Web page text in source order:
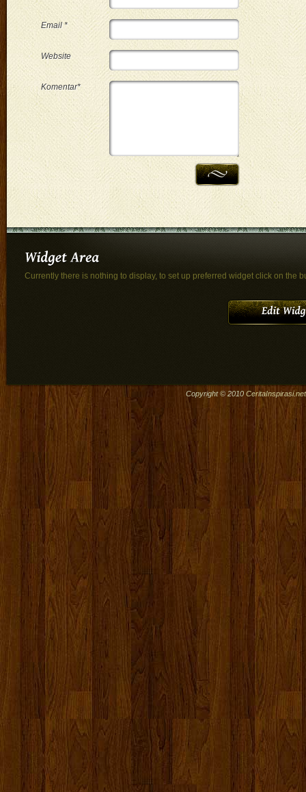
Email *
Website
Komentar*
Currently there is nothing to display, to set up preferred widget click on the
Copyright © 2010 CeritaInspirasi.net